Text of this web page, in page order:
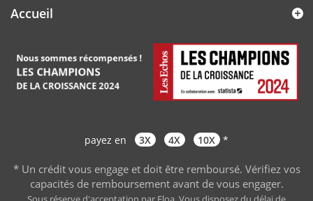
Accueil
payez en 3X 4X 10X *
* Un crédit vous engage et doit être remboursé. Vérifiez vos
capacités de remboursement avant de vous engager.